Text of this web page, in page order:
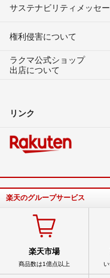
サステナビリティメッセ
権利侵害について
ラクマ公式ショップ
出店について
リンク
楽天のグループサービス
楽天市場
商品数は1億点以上